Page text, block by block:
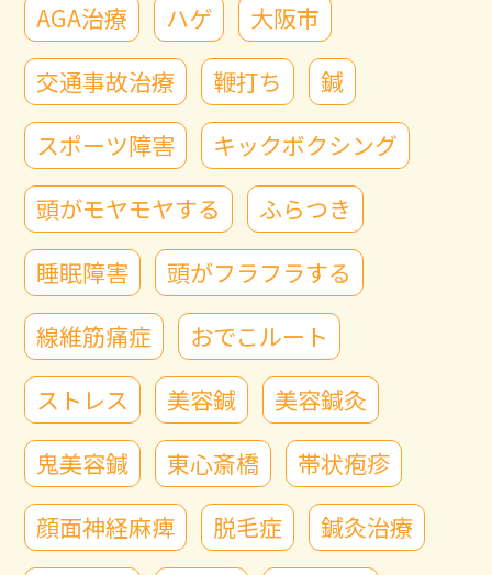
AGA治療
ハゲ
大阪市
交通事故治療
鞭打ち
鍼
スポーツ障害
キックボクシング
頭がモヤモヤする
ふらつき
睡眠障害
頭がフラフラする
線維筋痛症
おでこルート
ストレス
美容鍼
美容鍼灸
鬼美容鍼
東心斎橋
帯状疱疹
顔面神経麻痺
脱毛症
鍼灸治療